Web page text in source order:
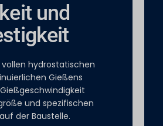
und
hydrostatischen
Gießens
und spezifischen
der Baustelle.